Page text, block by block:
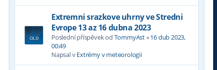
Extremni srazkove uhrny ve Stredni
Evrope 13 az 16 dubna 2023
Poslední příspěvek od TommyAst«16 dub 2023,
00:49
Napsal vExtrémy v meteorologii